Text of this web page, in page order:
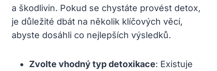
a škodlivin. Pokud se chystáte provést detox,
je důležité dbát na několik klíčových věcí,
abyste dosáhli co nejlepších výsledků.
Zvolte vhodný typ detoxikace: Existuje